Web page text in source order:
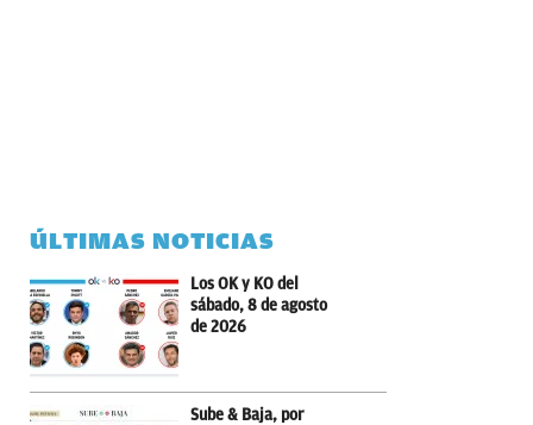
ÚLTIMAS NOTICIAS
Los OK y KO del
sábado, 8 de agosto
de 2026
Sube & Baja, por